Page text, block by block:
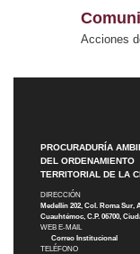
Acciones
PROCURADURÍA
DEL ORDENAMIENTO
TERRITORIAL DE LA
DIRECCIÓN
Medellín 202, Col. Roma Sur,
Cuauhtémoc, C.P. 06700,
WEB E-MAIL
Correo Institucional
TELÉFONO